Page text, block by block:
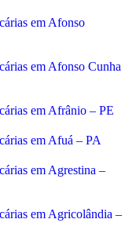
em Afonso
em Afonso Cunha
em Afrânio – PE
em Afuá – PA
em Agrestina –
em Agricolândia –